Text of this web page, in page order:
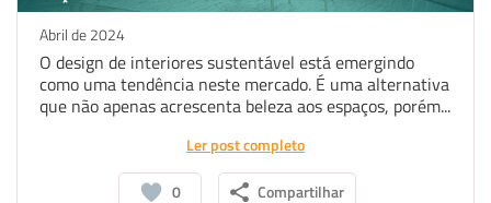
Abril de 2024
O design de interiores sustentável está emergindo
como uma tendência neste mercado. É uma alternativa
que não apenas acrescenta beleza aos espaços, porém...
Ler post completo
0 Compartilhar